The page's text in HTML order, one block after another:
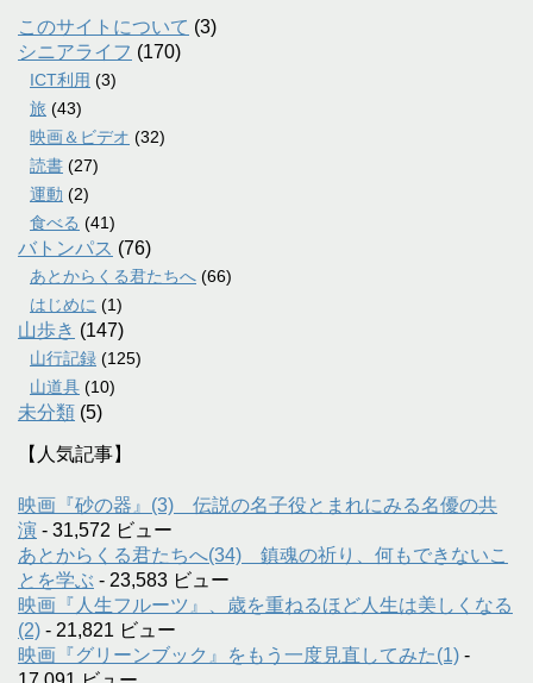
このサイトについて (3)
シニアライフ (170)
ICT利用 (3)
旅 (43)
映画＆ビデオ (32)
読書 (27)
運動 (2)
食べる (41)
バトンパス (76)
あとからくる君たちへ (66)
はじめに (1)
山歩き (147)
山行記録 (125)
山道具 (10)
未分類 (5)
【人気記事】
映画『砂の器』(3) 伝説の名子役とまれにみる名優の共
演 - 31,572 ビュー
あとからくる君たちへ(34) 鎮魂の祈り、何もできないこ
とを学ぶ - 23,583 ビュー
映画『人生フルーツ』、歳を重ねるほど人生は美しくなる
(2) - 21,821 ビュー
映画『グリーンブック』をもう一度見直してみた(1) -